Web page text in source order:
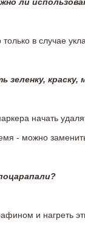
ли
в случае
зеленку,
начать
- можно
и нагреть